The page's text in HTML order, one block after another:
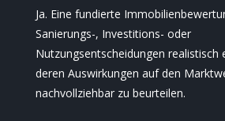
Ja. Eine fundierte
Sanierungs-, Investitions- oder
Nutzungsentscheidungen realistisch
deren Auswirkungen auf den
nachvollziehbar zu beurteilen.